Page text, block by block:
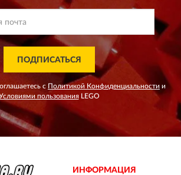
ПОДПИСАТЬСЯ
с Политикой Конфиденциальности и
пользованияLEGO
ИНФОРМАЦИЯ